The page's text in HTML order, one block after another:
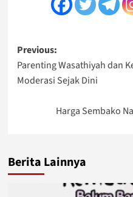
Post
navigation
Previous:
Parenting Wasathiyah dan
Moderasi Sejak Dini
Harga Sembako
Berita Lainnya